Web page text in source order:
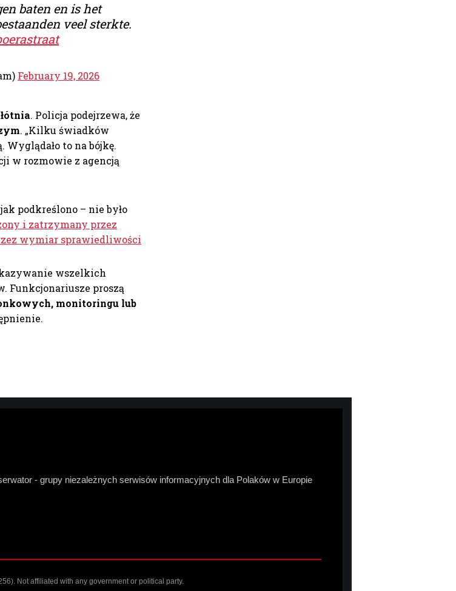
baten en is het
veel sterkte.
February 19, 2026
. Policja podejrzewa, że
. „Kilku świadków
to na bójkę.
w rozmowie z agencją
jak podkreślono – nie było
i zatrzymany przez
wymiar sprawiedliwości
wszelkich
Funkcjonariusze proszą
monitoringu lub
- grupy niezależnych serwisów informacyjnych dla Polaków w Europie
Not affiliated with any government or political party.